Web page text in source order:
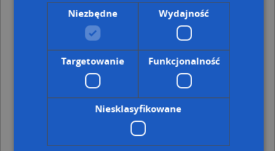
Małkiewicz, ul. Juliana Tuwima 23, 76-200 Słupsk
Adresy w pobliżu
Słupsk, Wileńska 2, Ulica (76-200) (→ 36 m)
Słupsk, Wileńska 39i, Ulica (76-200) (→ 37 m)
Słupsk, Wileńska 2a, Ulica (76-200)
(→ 49 m)
Słupsk, Wileńska 1, Ulica (76-200)
(→ 53 m)
Słupsk, Konopnickiej Marii 39, Ulica (76-200) (→ 61 m)
Słupsk, Tuwima Juliana 16, Ulica (76-200)
Słupsk, Tuwima Juliana 17a, Ulica (76-200)
Słupsk, Konopnickiej Marii 13c, Ulica (76-200)
Słupsk, Tuwima Juliana 12, Ulica (76-200) (→ 96 m)
Niezbędne Wydajność
Targetowanie Funkcjonalność
Niesklasyfikowane